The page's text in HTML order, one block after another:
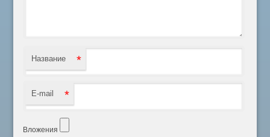
Название *
E-mail *
Вложения